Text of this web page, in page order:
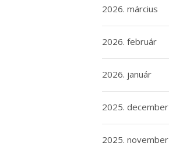
2026. március
2026. február
2026. január
2025. december
2025. november